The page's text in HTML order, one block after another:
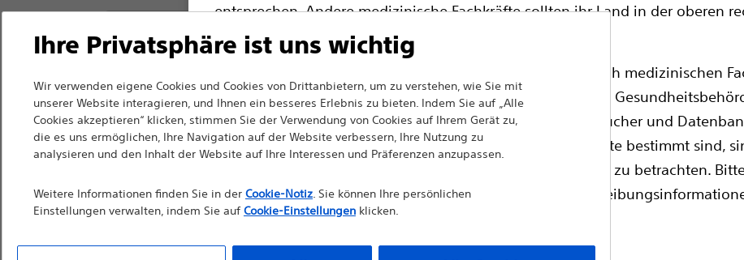
entsprechen. Andere medizinische Fachkräfte sollten ihr Land in der oberen
Website auswählen.
Bitte beachten Sie, dass die folgenden Seiten ausschließlich medizinischen
Ländern mit entsprechenden Produktzulassungen von den
sind. Soweit diese Website Informationen, Referenzhandbücher und
die Verwendung durch zugelassene medizinische Fachkräfte bestimmt sind,
Materialien nicht als professionelle medizinische Beratung zu betrachten.
vor der Verwendung die Gerätekennzeichnung für
Bedienungsanleitungen.
Zurück zur Produktseite
Hydra Jagwire™
Ihre Privatsphäre ist uns wichtig
Wir verwenden eigene Cookies und Cookies von Drittanbietern, um zu verstehen, wie Sie mit
unserer Website interagieren, und Ihnen ein besseres Erlebnis zu bieten. Indem Sie auf „Alle
Cookies akzeptieren“ klicken, stimmen Sie der Verwendung von Cookies auf Ihrem Gerät zu,
die es uns ermöglichen, Ihre Navigation auf der Website verbessern, Ihre Nutzung zu
analysieren und den Inhalt der Website auf Ihre Interessen und Präferenzen anzupassen.
Weitere Informationen finden Sie in der Cookie-Notiz. Sie können Ihre persönlichen
Einstellungen verwalten, indem Sie aufCookie-Einstellungenklicken.